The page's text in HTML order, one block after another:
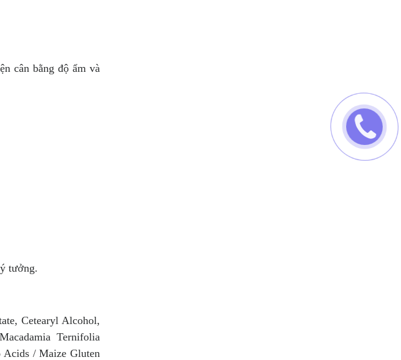
cân bằng độ ẩm và
tưởng.
Cetearyl Alcohol,
Ternifolia
Acids / Maize Gluten